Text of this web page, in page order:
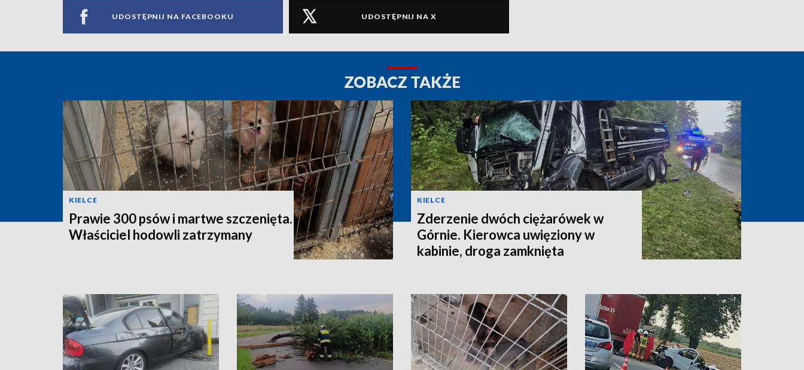
UDOSTĘPNIJ NA FACEBOOKU UDOSTĘPNIJ NA X
ZOBACZ TAKŻE
KIELCE
Prawie 300 psów i martwe szczenięta.
Właściciel hodowli zatrzymany
KIELCE
Zderzenie dwóch ciężarówek w
Górnie. Kierowca uwięziony w
kabinie, droga zamknięta